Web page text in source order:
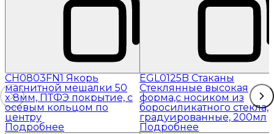
CH0803FN1 Якорь
магнитной мешалки 50
x 8мм, ПТФЭ покрытие, с
осевым кольцом по
центру
Подробнее
EGL0125B Стаканы
Стеклянные высокая
форма,с носиком из
боросиликатного стекла,
градуированные, 200мл
Подробнее